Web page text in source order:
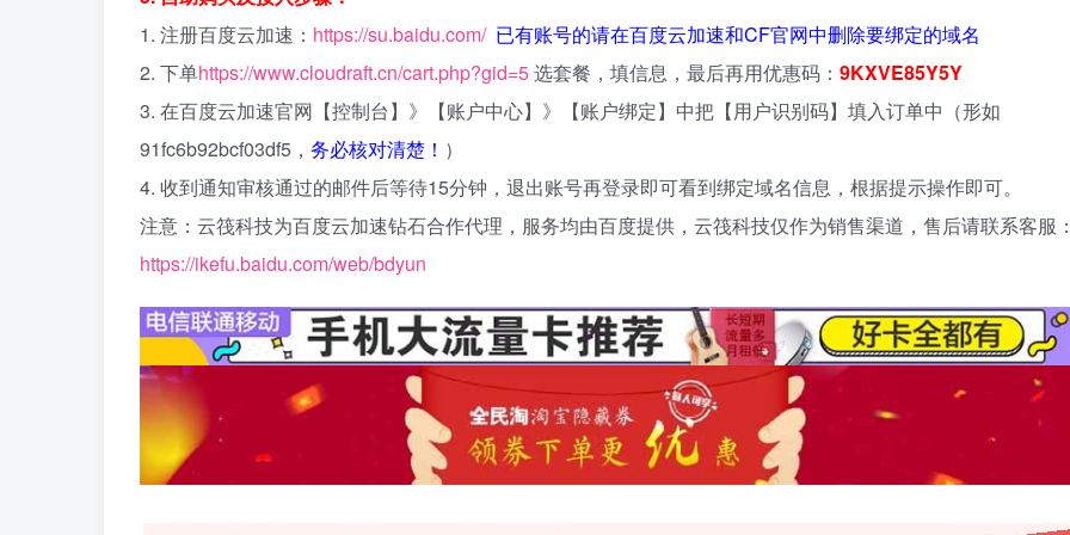
1. 注册百度云加速： https://su.baidu.com/ 已有账号的请在百度云加速和CF官网中删除要绑定的域名
2. 下单https://www.cloudraft.cn/cart.php?gid=5选套餐，填信息，最后再用优惠码： 9KXVE85Y5Y
3. 在百度云加速官网【控制台】》【账户中心】》【账户绑定】中把【用户识别码】填入订单中（形如
91fc6b92bcf03df5， 务必核对清楚！ ）
4. 收到通知审核通过的邮件后等待15分钟，退出账号再登录即可看到绑定域名信息，根据提示操作即可。
注意：云筏科技为百度云加速钻石合作代理，服务均由百度提供，云筏科技仅作为销售渠道，售后请联系客服
https://ikefu.baidu.com/web/bdyun